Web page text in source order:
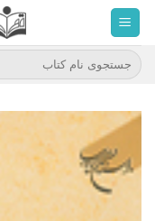
محتوا
برویدجستجو
برای: